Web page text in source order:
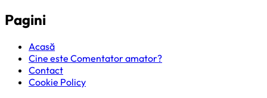
Pagini
Acasă
Cine este Comentator amator?
Contact
Cookie Policy